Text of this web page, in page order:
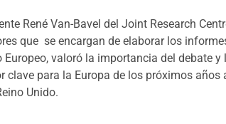
René Van-Bavel del Joint Research
que se encargan de elaborar los
Europeo, valoró la importancia del debate
clave para la Europa de los próximos
Unido.